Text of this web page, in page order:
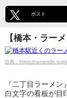
ポスト
【橋本・ラー
出典：https://
『二丁目ラーメ
白文字の看板が目